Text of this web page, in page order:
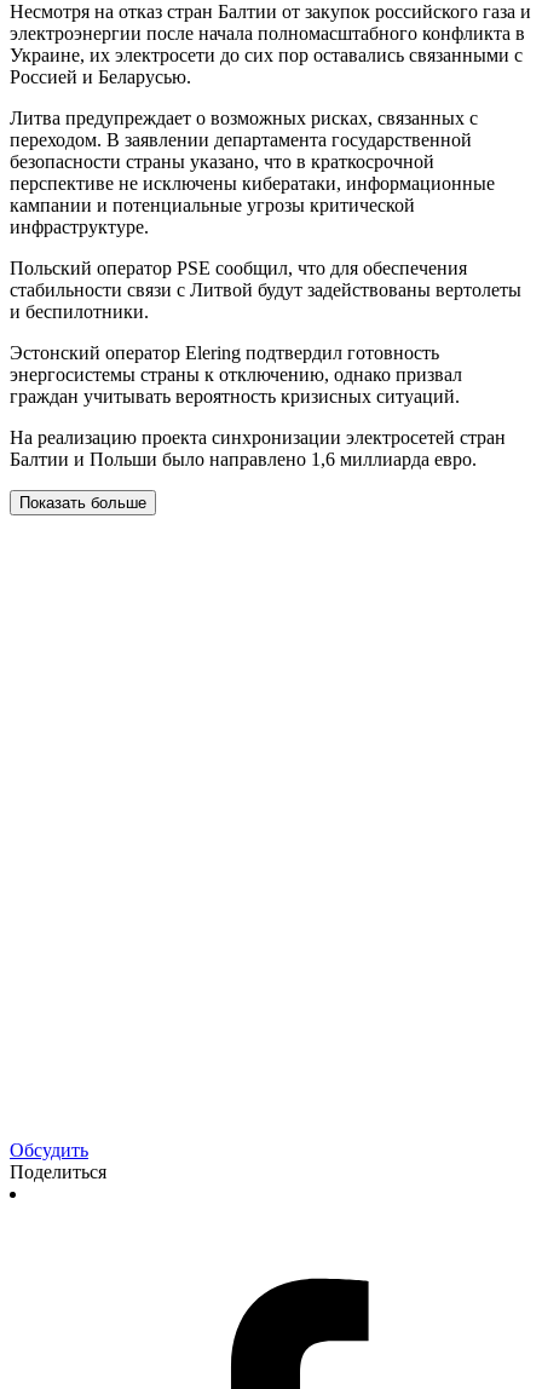
Несмотря на отказ стран Балтии от закупок российского газа и
электроэнергии после начала полномасштабного конфликта в
Украине, их электросети до сих пор оставались связанными с
Россией и Беларусью.
Литва предупреждает о возможных рисках, связанных с
переходом. В заявлении департамента государственной
безопасности страны указано, что в краткосрочной
перспективе не исключены кибератаки, информационные
кампании и потенциальные угрозы критической
инфраструктуре.
Польский оператор PSE сообщил, что для обеспечения
стабильности связи с Литвой будут задействованы вертолеты
и беспилотники.
Эстонский оператор Elering подтвердил готовность
энергосистемы страны к отключению, однако призвал
граждан учитывать вероятность кризисных ситуаций.
На реализацию проекта синхронизации электросетей стран
Балтии и Польши было направлено 1,6 миллиарда евро.
Показать больше
Обсудить
Поделиться